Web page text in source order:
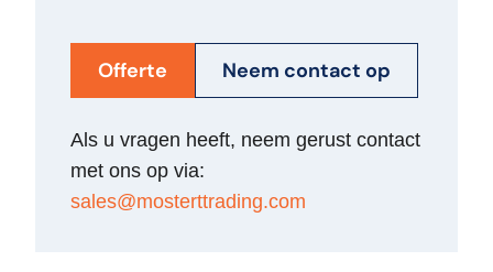
Offerte Neem contact op
Als u vragen heeft, neem gerust contact
met ons op via:
sales@mosterttrading.com